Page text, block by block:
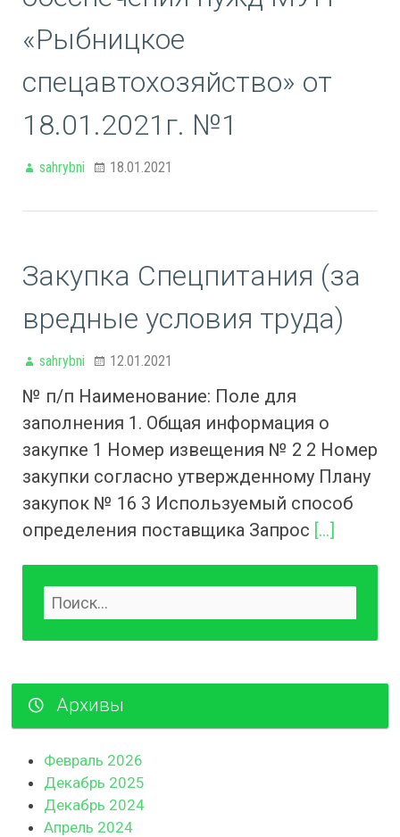
«Рыбницкое
спецавтохозяйство» от
18.01.2021г. №1
sahrybni 18.01.2021
Закупка Спецпитания (за
вредные условия труда)
sahrybni 12.01.2021
№ п/п Наименование: Поле для
заполнения 1. Общая информация о
закупке 1 Номер извещения № 2 2 Номер
закупки согласно утвержденному Плану
закупок № 16 3 Используемый способ
определения поставщика Запрос […]
Архивы
Февраль 2026
Декабрь 2025
Декабрь 2024
Апрель 2024